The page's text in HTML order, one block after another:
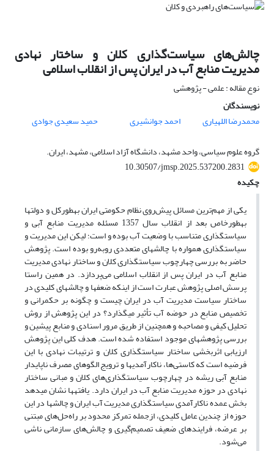
چالش‌های سیاست‌گذاری کلان و ساختار نهادی
مدیریت منابع آب در ایران پس از انقلاب اسلامی
نوع مقاله : علمی - پژوهشی
نویسندگان
محمدرضا اللهیاری
احمد جوانشیری
حمید سعیدی جوادی
گروه علوم سیاسی، واحد مشهد، دانشگاه آزاد اسلامی، مشهد، ایران.
10.30507/jmsp.2025.537200.2831
چکیده
یکی از مهم‌ترین مسائل پیش‌روی نظام حکومتی ایران به­طورکل و دولت­ها
به­طورخاص بعد از انقلاب سال 1357 مسئله مدیریت منابع آبی و
سیاست­گذاری متناسب با وضعیت آب بوده و است؛ لیکن این مدیریت و
سیاست­گذاری همواره با چالش­های متعددی رو‌به‌رو بوده است. پژوهش
حاضر به بررسی چهارچوب سیاست­گذاری کلان و ساختار نهادی مدیریت
منابع آب در ایران پس از انقلاب اسلامی می‌پردازد. در همین راستا
پرسش اصلی پژوهش عبارت است از اینکه ضعف­ها و چالش­های کلیدی در
ساختار سیاست مدیریت آب در ایران چیست و چگونه بر حکمرانی و
تخصیص منابع در حوضه آب تأثیر می­گذارد؟ در این پژوهش از روش
تحلیل کیفی و مصاحبه و همچنین از طریق مرور اسنادی و منابع پیشین و
بررسی پژوهش­های موجود استفاده شده است. هدف کلی این پژوهش
ارزیابی اثربخشی ساختار سیاست­گذاری کلان و ترتیبات نهادی با این
فرضیه است که کاستی‌ها، ناکارآمدی­ها و ترویج الگوهای مصرف ناپایدار
منابع آبی ریشه در چهارچوب سیاست­گذاری‌های کلان و مبانی ساختار
نهادی در حوزه مدیریت منابع آب در ایران دارد. یافته­ها نشان می­دهد
بخش عمده ناکارآمدی سیاست­گذاری مدیریت آب ایران و چالش­ها در این
حوزه از چندین عامل کلیدی، ازجمله تمرکز محدود بر راه‌حل‌های مبتنی
بر عرضه، فرایندهای ضعیف تصمیم‌گیری و چالش‌های سازمانیناشی
می‌شود.